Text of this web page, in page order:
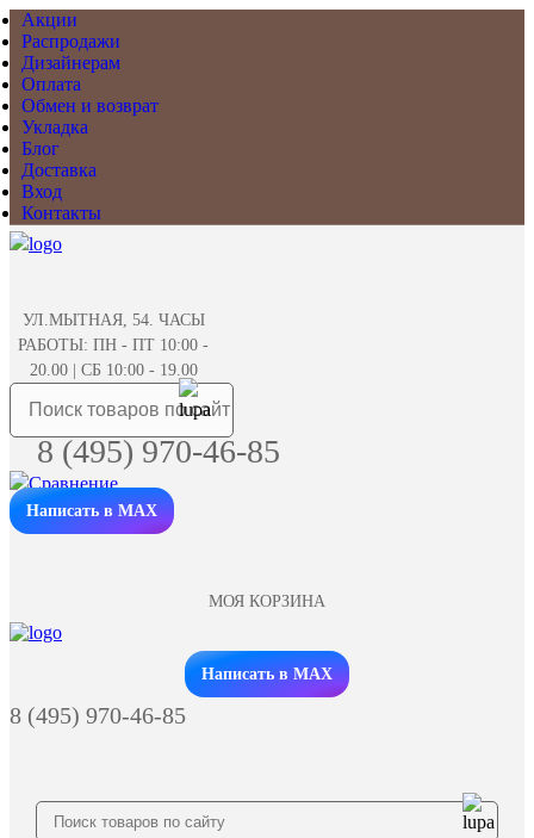
Акции
Распродажи
Дизайнерам
Оплата
Обмен и возврат
Укладка
Блог
Доставка
Вход
Контакты
УЛ.МЫТНАЯ, 54. ЧАСЫ
РАБОТЫ: ПН - ПТ 10:00 -
20.00 | СБ 10:00 - 19.00
8 (495) 970-46-85
Написать в MAX
МОЯ КОРЗИНА
Заказать звонок
Написать в MAX
8 (495) 970-46-85